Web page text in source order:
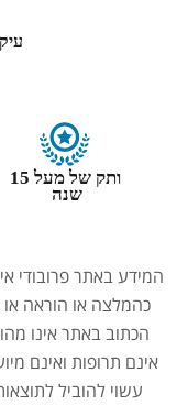
ותק של מעל 15
שנה
המידע באתר פרובודי
כהמלצה או הוראה או
הכתוב באתר אינו
אינם תרופות ואינם
עשוי להוביל